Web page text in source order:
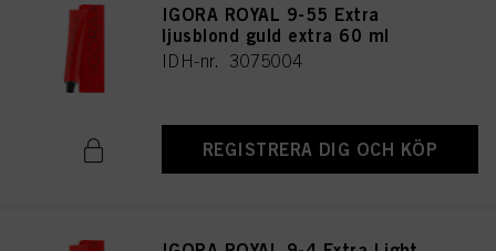
IGORA ROYAL 9-55 Extra
ljusblond guld extra 60 ml
IDH-nr. 3075004
REGISTRERA DIG OCH KÖP